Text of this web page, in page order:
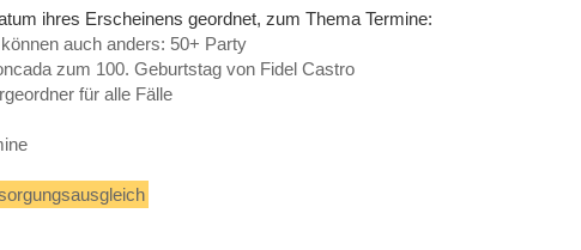
ihres Erscheinens geordnet, zum Thema Termine:
auch anders: 50+ Party
zum 100. Geburtstag von Fidel Castro
für alle Fälle